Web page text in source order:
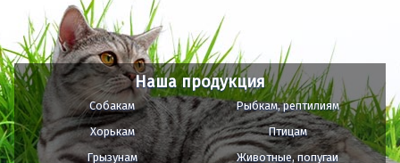
Наша продукция
Собакам
Рыбкам, рептилиям
Хорькам
Птицам
Грызунам
Животные, попугаи